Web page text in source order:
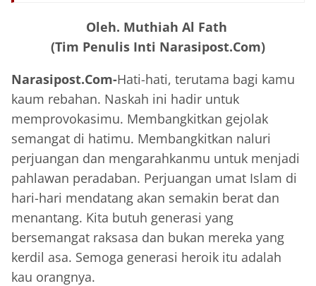
Oleh. Muthiah Al Fath
(Tim Penulis Inti Narasipost.Com)
Narasipost.Com-Hati-hati, terutama bagi kamu
kaum rebahan. Naskah ini hadir untuk
memprovokasimu. Membangkitkan gejolak
semangat di hatimu. Membangkitkan naluri
perjuangan dan mengarahkanmu untuk menjadi
pahlawan peradaban. Perjuangan umat Islam di
hari-hari mendatang akan semakin berat dan
menantang. Kita butuh generasi yang
bersemangat raksasa dan bukan mereka yang
kerdil asa. Semoga generasi heroik itu adalah
kau orangnya.